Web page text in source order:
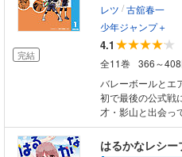
完結
レツ /古舘春一
少年ジャンプ＋
4.1
全11巻
366～
バレーボールとエ
初で最後の公式戦
才・影山と出会
はるかなレシー